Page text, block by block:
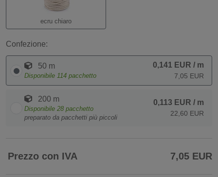
ecru chiaro
Confezione:
50 m
Disponibile 114 pacchetto
0,141 EUR / m
7,05 EUR
200 m
Disponibile 28 pacchetto
preparato da pacchetti più piccoli
0,113 EUR / m
22,60 EUR
Prezzo con IVA 7,05 EUR